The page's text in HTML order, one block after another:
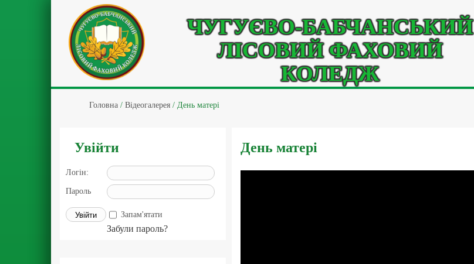
ЧУГУЄВО-БАБЧАНСЬКИЙ
ЛІСОВИЙ ФАХОВИЙ
КОЛЕДЖ
Головна / Відеогалерея / День матері
Увійти
Логін:
Пароль
Запам'ятати
Забули пароль?
День матері